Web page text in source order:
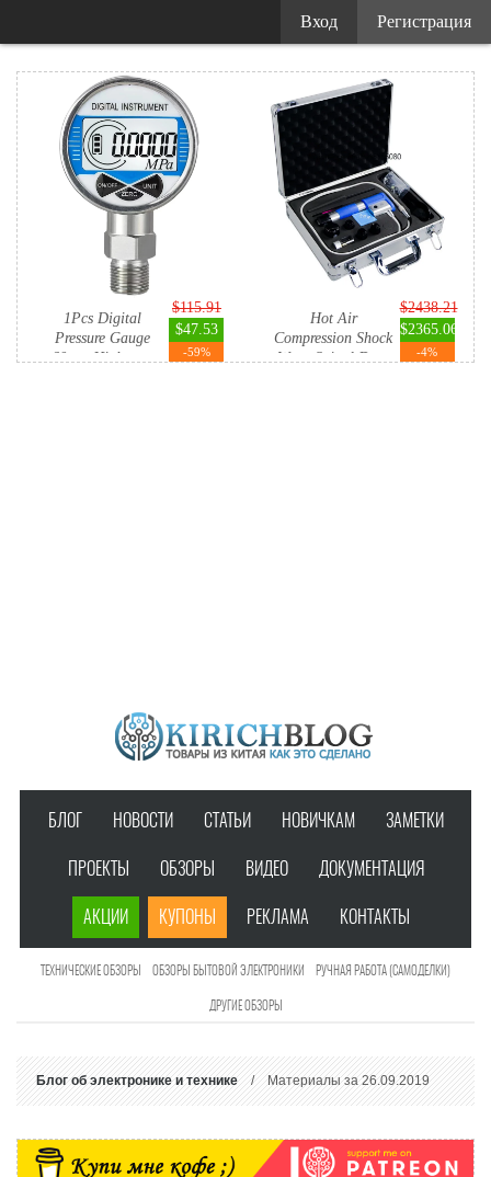
1Pcs Digital
Pressure Gauge
60mm High-pr...
$115.91
$47.53
-59%
Hot Air
Compression Shock
Wave Spinal De...
$2438.21
$2365.06
-4%
БЛОГ НОВОСТИ СТАТЬИ НОВИЧКАМ ЗАМЕТКИ
ПРОЕКТЫ ОБЗОРЫ ВИДЕО ДОКУМЕНТАЦИЯ
АКЦИИ КУПОНЫ РЕКЛАМА КОНТАКТЫ
ТЕХНИЧЕСКИЕ ОБЗОРЫ ОБЗОРЫ БЫТОВОЙ ЭЛЕКТРОНИКИ РУЧНАЯ РАБОТА (САМОДЕЛКИ)
ДРУГИЕ ОБЗОРЫ
Блог об электронике и технике/ Материалы за 26.09.2019
Регистрация
Вход